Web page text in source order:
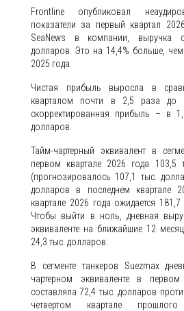
Frontline опубликовал
показатели за первый квартал
SeaNews в компании, выручка
долларов. Это на 14,4% больше,
2025 года.
Чистая прибыль выросла в
кварталом почти в 2,5 раза до
скорректированная прибыль – в
долларов.
Тайм-чартерный эквивалент в
первом квартале 2026 года 103,5
(прогнозировалось 107,1 тыс.
долларов в последнем квартале
квартале 2026 года ожидается
Чтобы выйти в ноль, дневная
эквиваленте на ближайшие 12
24,3 тыс. долларов.
В сегменте танкеров Suezmax
чартерном эквиваленте в
составляла 72,4 тыс. долларов
четвертом квартале